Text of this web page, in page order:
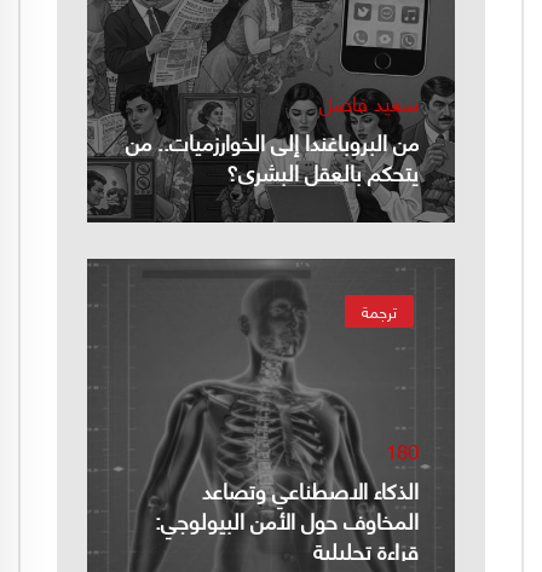
سعيد فاضل
من البروباغندا إلى الخوارزميات.. من
يتحكم بالعقل البشري؟
ترجمة
180
الذكاء الاصطناعي وتصاعد
المخاوف حول الأمن البيولوجي:
قراءة تحليلية